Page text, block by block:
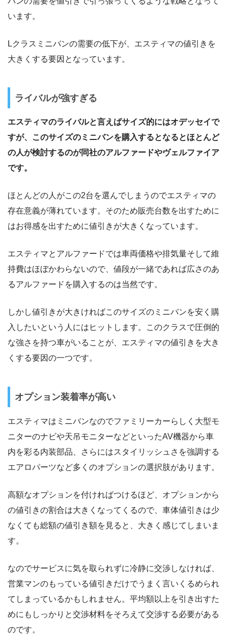
います。
Lクラスミニバンの需要の低下が、エスティマの値引きを
大きくする要因となっています。
ライバルが強すぎる
エスティマのライバルと言えばサイズ的にはオデッセイで
すが、このサイズのミニバンを購入するとなるとほとんど
の人が検討するのが同社のアルファードやヴェルファイア
です。
ほとんどの人がこの2台を選んでしまうのでエスティマの
存在意義が薄れています。そのため販売台数を出すために
はお得感を出すために値引きが大きくなっています。
エスティマとアルファードでは車両価格や排気量そして維
持費はほぼかわらないので、値段が一緒であれば広さのあ
るアルファードを購入するのは当然です。
しかし値引きが大きければこのサイズのミニバンを安く購
入したいという人にはヒットします。このクラスで圧倒的
な強さを持つ車がいることが、エスティマの値引きを大き
くする要因の一つです。
オプション装着率が高い
エスティマはミニバンなのでファミリーカーらしく大型モ
ニターのナビや天吊モニターなどといったAV機器から車
内を彩る内装部品、さらにはスタイリッシュさを強調する
エアロパーツなど多くのオプションの選択肢があります。
高額なオプションを付ければつけるほど、オプションから
の値引きの割合は大きくなってくるので、車体値引きは少
なくても総額の値引き額を見ると、大きく感じてしまいま
す。
なのでサービスに気を取られずに冷静に交渉しなければ、
営業マンのもっている値引きだけでうまく言いくるめられ
てしまっているかもしれません。平均額以上を引き出すた
めにもしっかりと交渉材料をそろえて交渉する必要がある
のです。